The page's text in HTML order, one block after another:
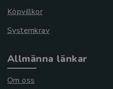
Köpvillkor
Systemkrav
Allmänna länkar
Om oss